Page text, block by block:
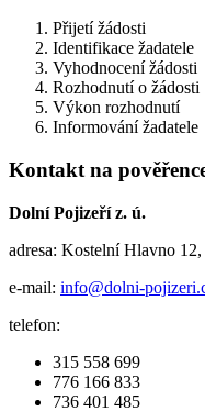
Přijetí žádosti
Identifikace žadatele
Vyhodnocení žádosti
Rozhodnutí o žádosti
Výkon rozhodnutí
Informování žadatele
Kontakt na
Dolní Pojizeří z. ú.
adresa: Kostelní Hlavno
e-mail: info@dolni-
telefon:
315 558 699
776 166 833
736 401 485